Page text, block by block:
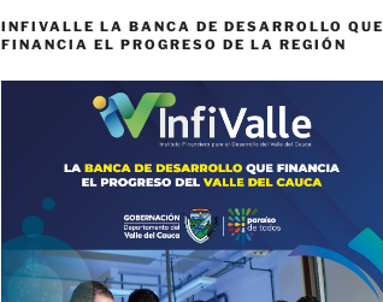
INFIVALLE LA BANCA DE DESARROLLO QUE
FINANCIA EL PROGRESO DE LA REGIÓN